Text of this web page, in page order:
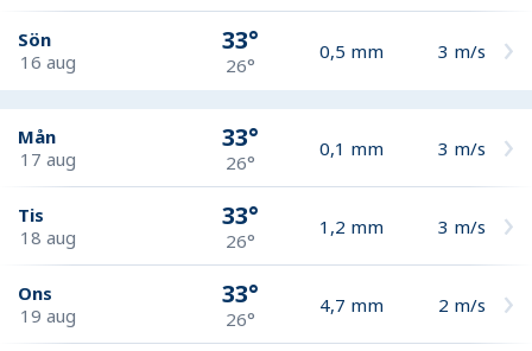
Sön
16 aug
33°
26°
0,5 mm 3 m/s
Mån
17 aug
33°
26°
0,1 mm 3 m/s
Tis
18 aug
33°
26°
1,2 mm 3 m/s
Ons
19 aug
33°
26°
4,7 mm 2 m/s